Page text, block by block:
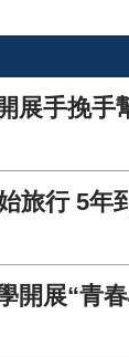
展手挽手
旅行 5年